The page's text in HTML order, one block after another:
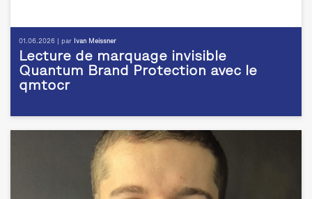
01.06.2026 | par Ivan Meissner
Lecture de marquage invisible
Quantum Brand Protection avec le
qmtocr